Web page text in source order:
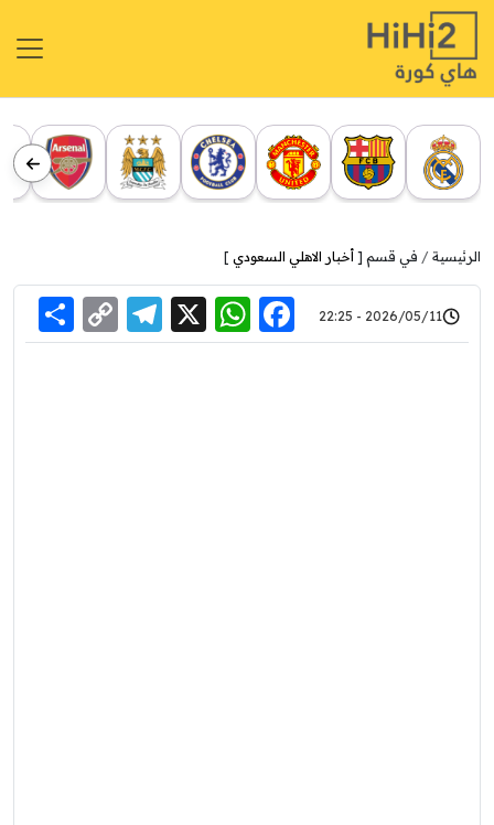
الرئيسية في قسم [ أخبار الاهلي السعودي ]
2026/05/11 - 22:25
Facebook
WhatsApp
X
Link